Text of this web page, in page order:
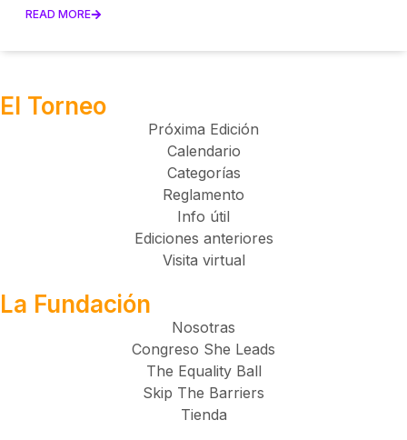
READ MORE
El Torneo
Próxima Edición
Calendario
Categorías
Reglamento
Info útil
Ediciones anteriores
Visita virtual
La Fundación
Nosotras
Congreso She Leads
The Equality Ball
Skip The Barriers
Tienda